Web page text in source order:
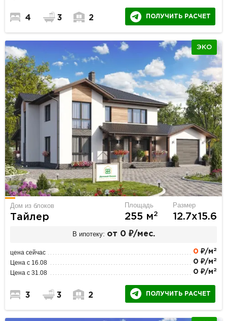
4 3 2 ПОЛУЧИТЬ РАСЧЕТ
ЭКО
Дом из блоков
Тайлер
Площадь
255 м2
Размер
12.7х15.6
В ипотеку: от 0 ₽/мес.
цена сейчас 0 ₽/м 2
Цена с 16.08 0 ₽/м 2
Цена с 31.08 0 ₽/м 2
3 3 2 ПОЛУЧИТЬ РАСЧЕТ